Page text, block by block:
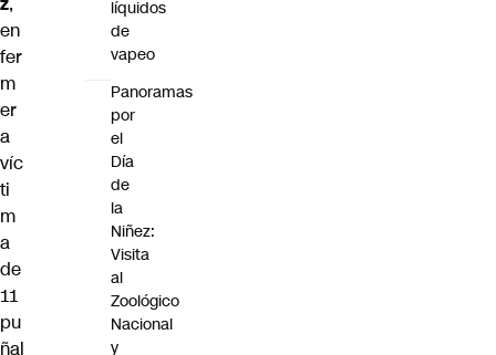
en
fer
m
er
a
víc
ti
m
a
de
11
pu
ñal
líquidos
de
vapeo
Panoramas
por
el
Día
de
la
Niñez:
Visita
al
Zoológico
Nacional
y